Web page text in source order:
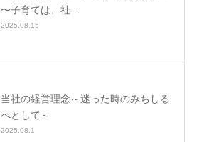
〜子育ては、社…
2025.08.15
当社の経営理念～迷った時のみちしる
べとして～
2025.08.1